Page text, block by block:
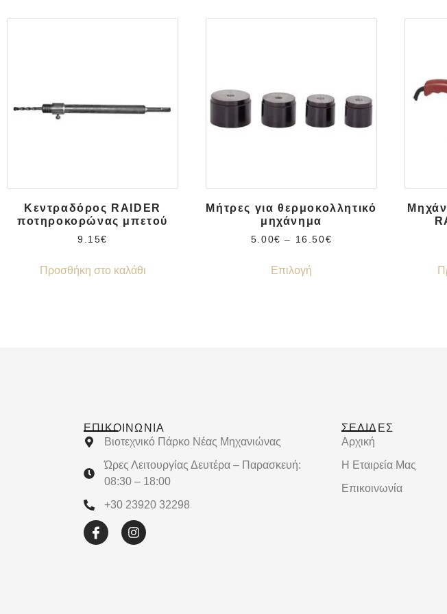
Κεντραδόρος RAIDER
ποτηροκορώνας μπετού
9.15€
Προσθήκη στο καλάθι
Μήτρες για θερμοκολλητικό
μηχάνημα
5.00€ – 16.50€
Επιλογή
ΕΠΙΚΟΙΝΩΝΊΑ
Βιοτεχνικό Πάρκο Νέας Μηχανιώνας
Ώρες Λειτουργίας Δευτέρα – Παρασκευή:
08:30 – 18:00
+30 23920 32298
ΣΕΛΙΔΕΣ
Αρχική
Η Εταιρεία Μας
Επικοινωνία